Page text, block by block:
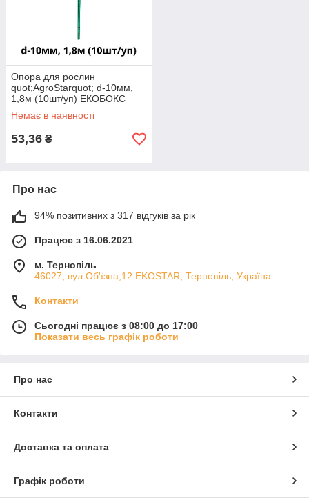
Опора для рослин
quot;AgroStarquot; d-10мм,
1,8м (10шт/уп) ЕКОБОКС
Немає в наявності
53,36 ₴
Про нас
94% позитивних з 317 відгуків за рік
Працює з 16.06.2021
м. Тернопіль
46027, вул.Об'їзна,12 EKOSTAR, Тернопіль, Україна
Контакти
Сьогодні працює з 08:00 до 17:00
Показати весь графік роботи
Про нас
Контакти
Доставка та оплата
Графік роботи